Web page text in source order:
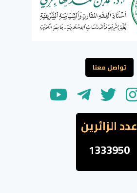
تواصل معنا
عدد الزائرين
1333950